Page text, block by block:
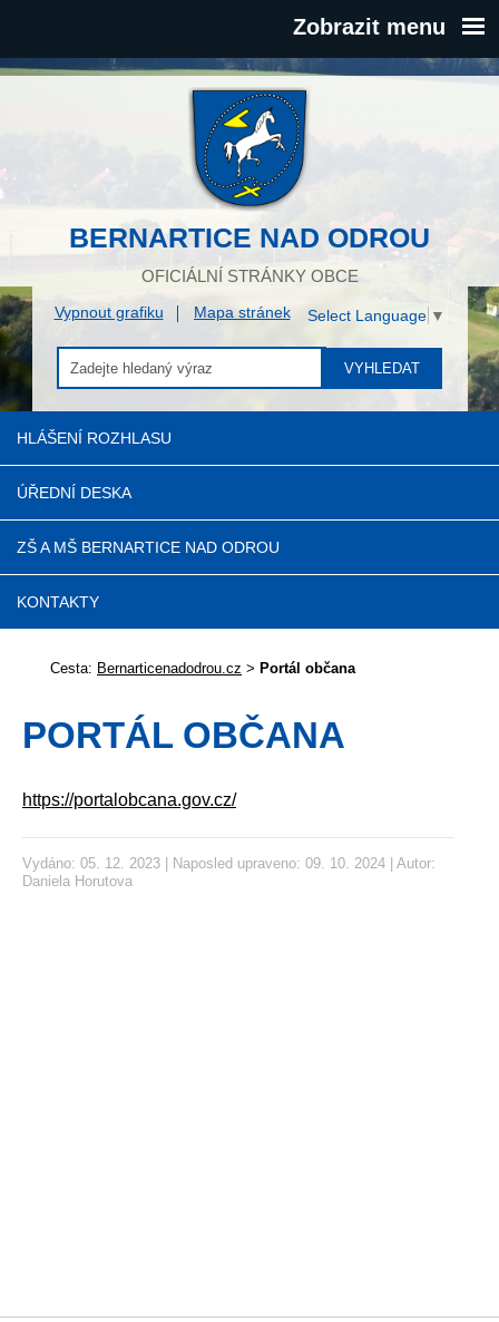
Zobrazit menu
BERNARTICE NAD ODROU
OFICIÁLNÍ STRÁNKY OBCE
Vypnout grafiku Mapa stránek Select Language ▼
VYHLEDAT
HLÁŠENÍ ROZHLASU
ÚŘEDNÍ DESKA
ZŠ A MŠ BERNARTICE NAD ODROU
KONTAKTY
Cesta: Bernarticenadodrou.cz > Portál občana
PORTÁL OBČANA
https://portalobcana.gov.cz/
Vydáno: 05. 12. 2023 | Naposled upraveno: 09. 10. 2024 | Autor:
Daniela Horutova